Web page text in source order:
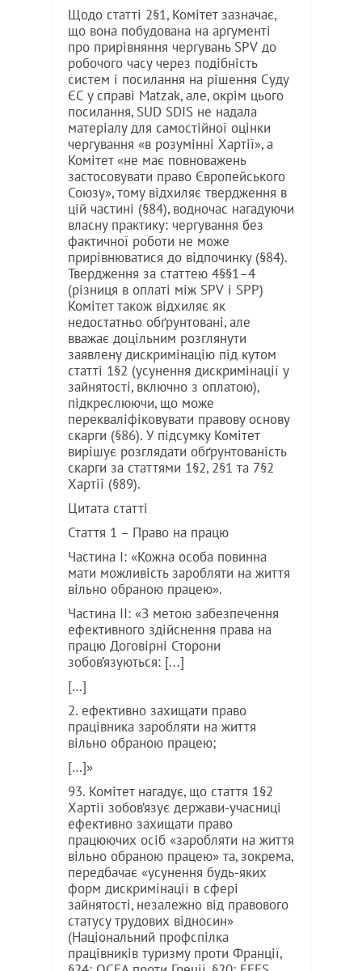
Щодо статті 2§1, Комітет зазначає,
що вона побудована на аргументі
про прирівняння чергувань SPV до
робочого часу через подібність
систем і посилання на рішення Суду
ЄС у справі Matzak, але, окрім цього
посилання, SUD SDIS не надала
матеріалу для самостійної оцінки
чергування «в розумінні Хартії», а
Комітет «не має повноважень
застосовувати право Європейського
Союзу», тому відхиляє твердження в
цій частині (§84), водночас нагадуючи
власну практику: чергування без
фактичної роботи не може
прирівнюватися до відпочинку (§84).
Твердження за статтею 4§§1–4
(різниця в оплаті між SPV і SPP)
Комітет також відхиляє як
недостатньо обґрунтовані, але
вважає доцільним розглянути
заявлену дискримінацію під кутом
статті 1§2 (усунення дискримінації у
зайнятості, включно з оплатою),
підкреслюючи, що може
перекваліфіковувати правову основу
скарги (§86). У підсумку Комітет
вирішує розглядати обґрунтованість
скарги за статтями 1§2, 2§1 та 7§2
Хартії (§89).
Цитата статті
Стаття 1 – Право на працю
Частина I: «Кожна особа повинна
мати можливість заробляти на життя
вільно обраною працею».
Частина II: «З метою забезпечення
ефективного здійснення права на
працю Договірні Сторони
зобов’язуються: [...]
[…]
2. ефективно захищати право
працівника заробляти на життя
вільно обраною працею;
[…]»
93. Комітет нагадує, що стаття 1§2
Хартії зобов’язує держави-учасниці
ефективно захищати право
працюючих осіб «заробляти на життя
вільно обраною працею» та, зокрема,
передбачає «усунення будь-яких
форм дискримінації в сфері
зайнятості, незалежно від правового
статусу трудових відносин»
(Національний профспілка
працівників туризму проти Франції,